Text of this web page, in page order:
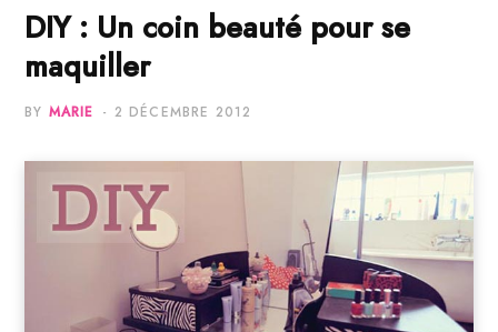
DIY : Un coin beauté pour se
maquiller
BY MARIE 2 DÉCEMBRE 2012